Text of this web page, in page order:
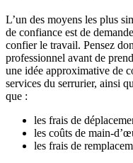
L’un des moyens les plus
de confiance est de
confier le travail. Pensez
professionnel avant de
une idée approximative de
services du serrurier, ainsi
que :
les frais de
les coûts de main-
les frais de